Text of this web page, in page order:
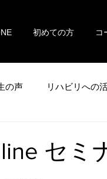
初めての方 コ
の声 リハビリへの
セミ